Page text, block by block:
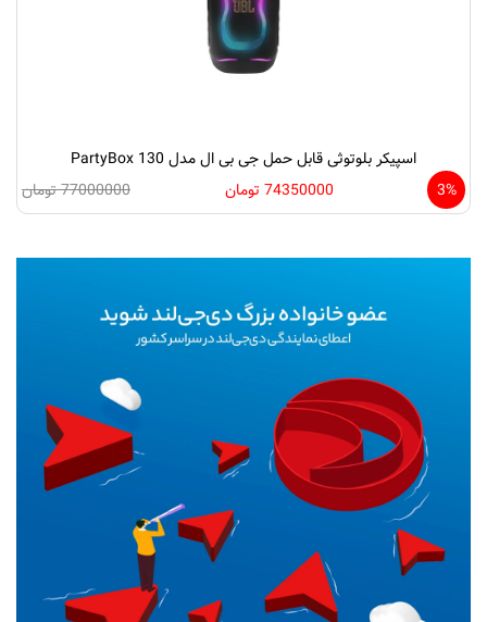
اسپیکر بلوتوثی قابل حمل جی بی ال مدل PartyBox 130
3%
74350000 تومان 77000000 تومان